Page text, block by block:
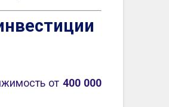
от 400 000